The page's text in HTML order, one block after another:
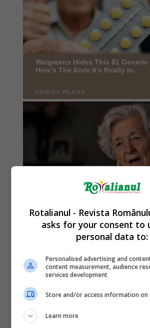
Rotalianul - Revista
asks for your consent to
personal data to:
Personalised advertising and
content measurement, audience
services development
Store and/or access information on
Learn more